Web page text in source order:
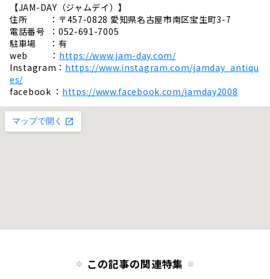
【JAM-DAY（ジャムデイ）】
住所 ：〒457-0828 愛知県名古屋市南区宝生町3-7
電話番号 ：052-691-7005
駐車場 ：有
web ： https://www.jam-day.com/
Instagram： https://www.instagram.com/jamday_antiqu
es/
facebook ： https://www.facebook.com/jamday2008
この記事の関連特集